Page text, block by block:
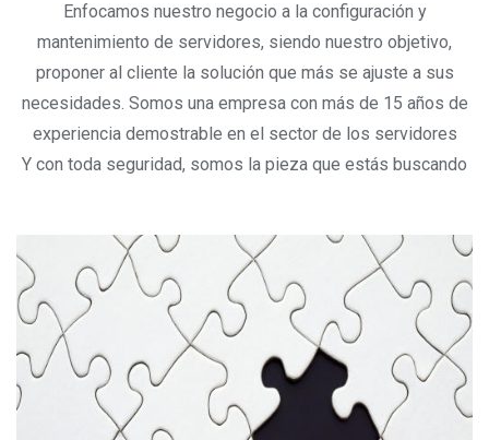
Enfocamos nuestro negocio a la configuración y
mantenimiento de servidores, siendo nuestro objetivo,
proponer al cliente la solución que más se ajuste a sus
necesidades. Somos una empresa con más de 15 años de
experiencia demostrable en el sector de los servidores
Y con toda seguridad, somos la pieza que estás buscando